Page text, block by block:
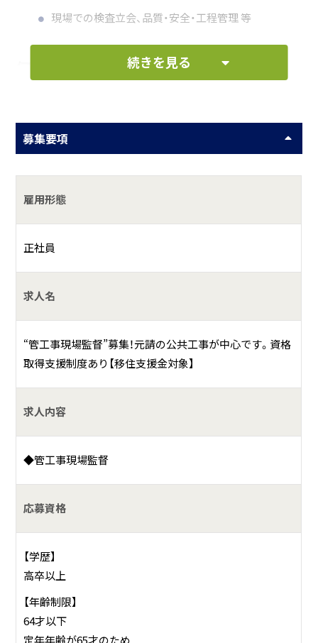
現場での検査立会、品質・安全・工程管理 等
何をしている会社？
「上下水道工事」・「土木工事」を主体とする設備工事店として
営んでまいりました。
しを提供しております。
住宅に係る５社のグループ企業を持ち、グループ全体の従業
続きを見る
募集要項
雇用形態
正社員
求人名
“管工事現場監督”募集！元請の公共工事が中心です。資格
取得支援制度あり【移住支援金対象】
求人内容
◆管工事現場監督
応募資格
【学歴】
高卒以上
【年齢制限】
64才以下